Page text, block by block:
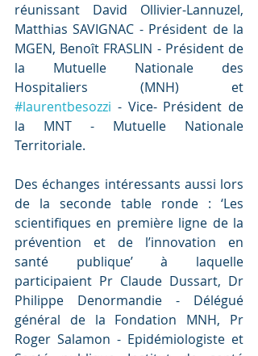
réunissant David Ollivier-Lannuzel,
Matthias SAVIGNAC - Président de la
MGEN, Benoît FRASLIN - Président de
la Mutuelle Nationale des
#laurentbesozzi - Vice- Président de
la MNT - Mutuelle Nationale
Territoriale.
Des échanges intéressants aussi lors
de la seconde table ronde : ‘Les
scientifiques en première ligne de la
prévention et de l’innovation en
santé publique’ à laquelle
participaient Pr Claude Dussart, Dr
Philippe Denormandie - Délégué
général de la Fondation MNH, Pr
Roger Salamon - Epidémiologiste et